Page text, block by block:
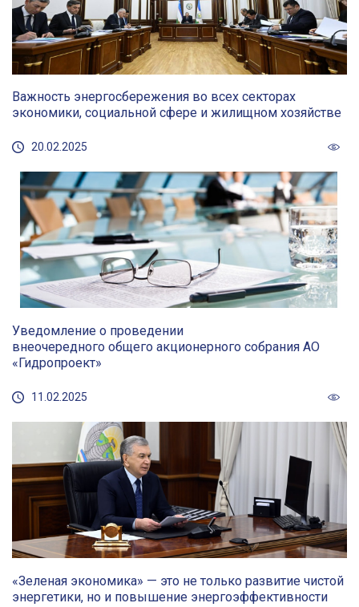
Важность энергосбережения во всех секторах
экономики, социальной сфере и жилищном хозяйстве
20.02.2025
Уведомление о проведении
внеочередного общего акционерного собрания АО
«Гидропроект»
11.02.2025
«Зеленая экономика» — это не только развитие чистой
энергетики, но и повышение энергоэффективности